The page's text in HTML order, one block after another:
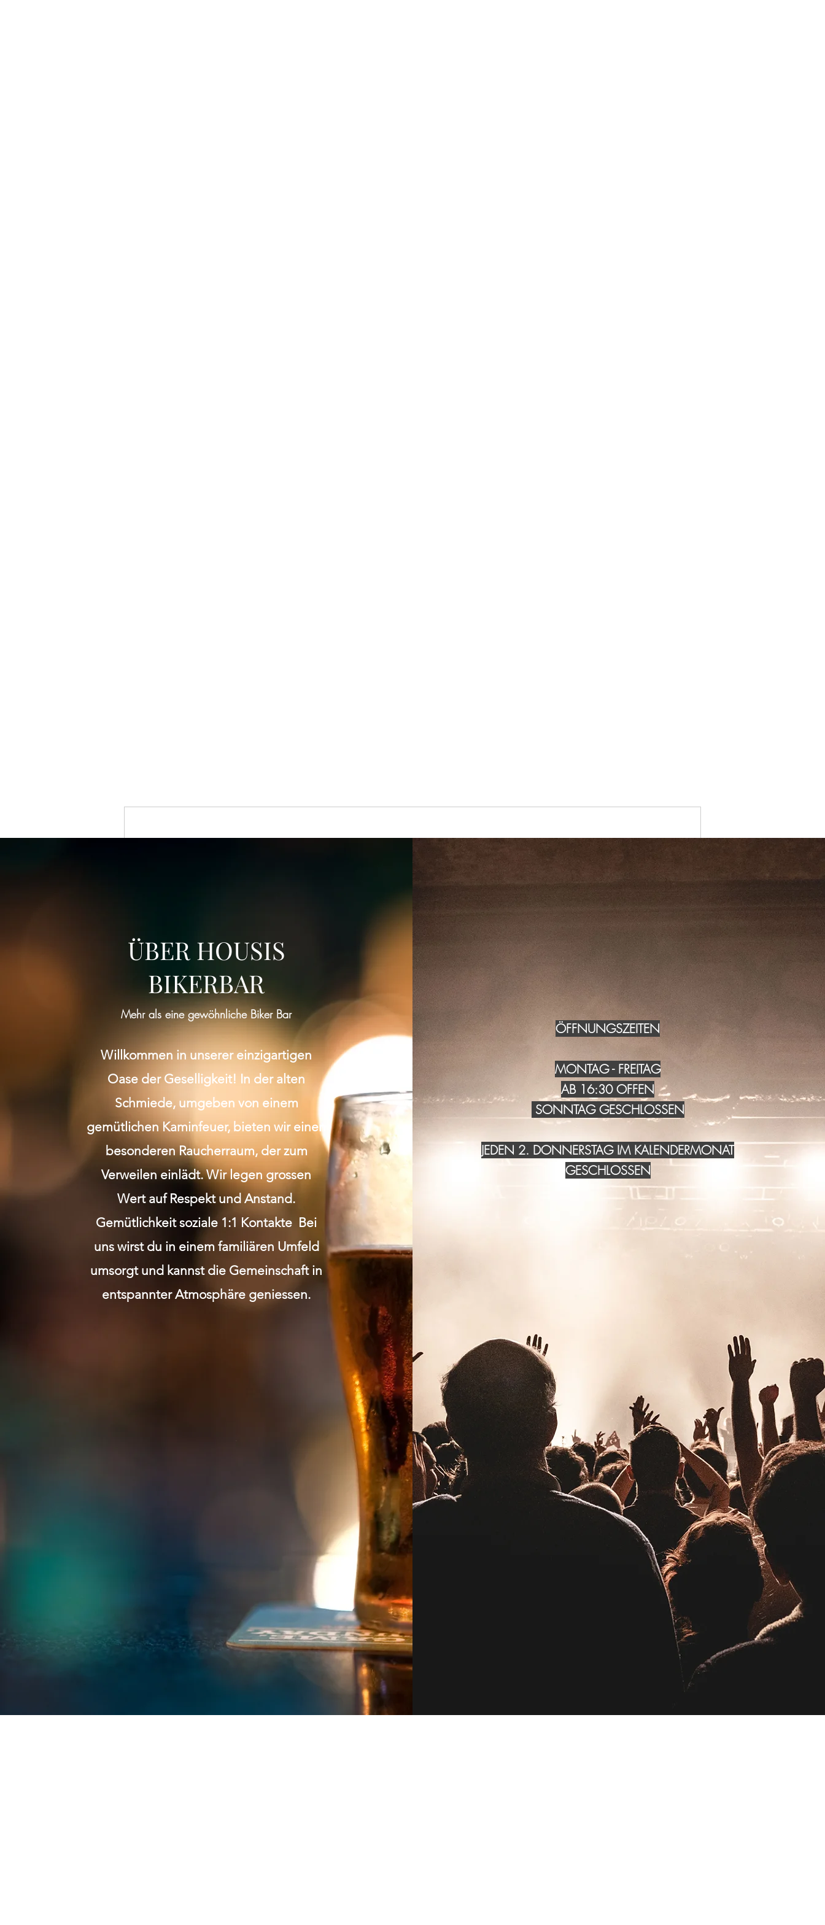
Gruppe konnte nicht gefunden werden
Bitte zur Gruppenliste zurückkehren und es erneut versuchen.
Zur Gruppenliste
ÜBER HOUSIS
BIKERBAR
Mehr als eine gewöhnliche Biker Bar
Willkommen in unserer einzigartigen
Oase der Geselligkeit! In der alten
Schmiede, umgeben von einem
gemütlichen Kaminfeuer, bieten wir einen
besonderen Raucherraum, der zum
Verweilen einlädt. Wir legen grossen
Wert auf Respekt und Anstand.
Gemütlichkeit soziale 1:1 Kontakte Bei
uns wirst du in einem familiären Umfeld
umsorgt und kannst die Gemeinschaft in
entspannter Atmosphäre geniessen.
ÖFFNUNGSZEITEN
MONTAG - FREITAG
AB 16:30 OFFEN
SONNTAG GESCHLOSSEN
JEDEN 2. DONNERSTAG IM KALENDERMONAT
GESCHLOSSEN